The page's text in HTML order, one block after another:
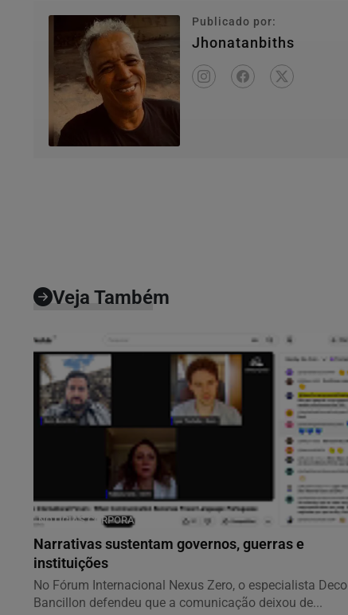
Publicado por:
Jhonatanbiths
Veja Também
NOTÍCIAS CORPORATIVAS
Narrativas sustentam governos, guerras e
instituições
No Fórum Internacional Nexus Zero, o especialista Deco
Bancillon defendeu que a comunicação deixou de...